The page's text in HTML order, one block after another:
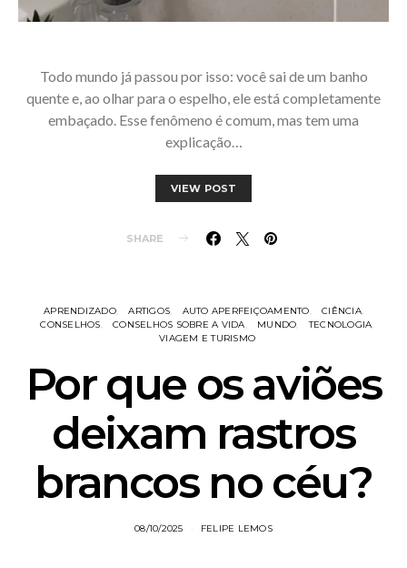
Todo mundo já passou por isso: você sai de um banho
quente e, ao olhar para o espelho, ele está completamente
embaçado. Esse fenômeno é comum, mas tem uma
explicação…
VIEW POST
SHARE
APRENDIZADO ARTIGOS AUTO APERFEIÇOAMENTO
CIÊNCIA
CONSELHOS
CONSELHOS SOBRE A VIDA MUNDO
TECNOLOGIA
VIAGEM E TURISMO
Por que os aviões
deixam rastros
brancos no céu?
08/10/2025 FELIPE LEMOS